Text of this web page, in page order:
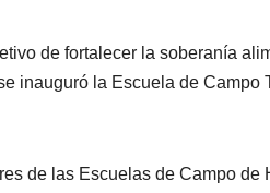
de fortalecer la soberanía
inauguró la Escuela de Campo
de las Escuelas de Campo de